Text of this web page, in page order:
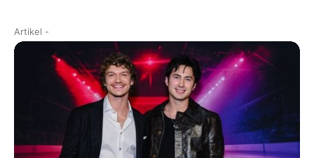
Artikel -